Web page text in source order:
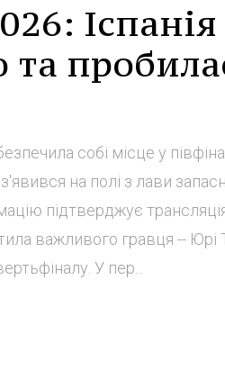
Іспанія
та
собі місце у
на полі з лави
підтверджує
важливого гравця -- Юрі
У пер...